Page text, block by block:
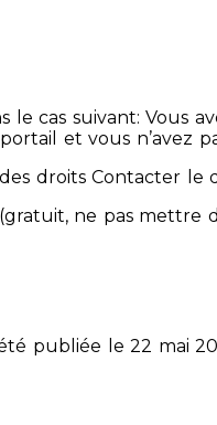
cas suivant: Vous
et vous n’avez
droits Contacter
ne pas mettre
publiée le 22 mai